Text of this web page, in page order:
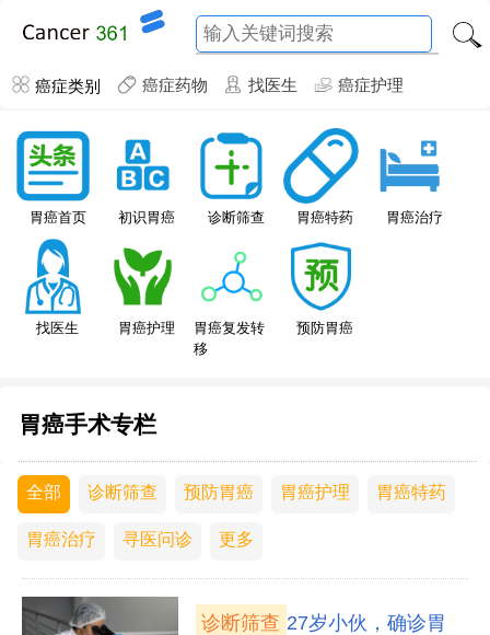
癌症类别 癌症药物 找医生 癌症护理
胃癌首页 初识胃癌 诊断筛查 胃癌特药 胃癌治疗
找医生 胃癌护理
胃癌复发转
移
预防胃癌
胃癌手术专栏
全部 诊断筛查 预防胃癌 胃癌护理 胃癌特药
胃癌治疗 寻医问诊 更多
诊断筛查 27岁小伙，确诊胃